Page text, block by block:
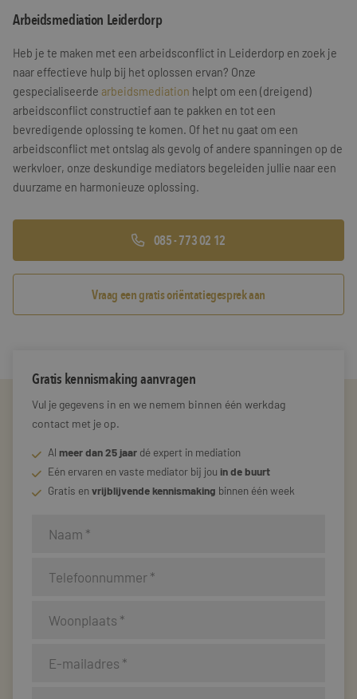
Training & Leiderschap
Referenties
Blogs
Documenten
Gratis folder
Contact
Arbeidsmediation Leiderdorp
Heb je te maken met een arbeidsconflict in Leiderdorp en zoek je
naar effectieve hulp bij het oplossen ervan? Onze
gespecialiseerde arbeidsmediation helpt om een (dreigend)
arbeidsconflict constructief aan te pakken en tot een
bevredigende oplossing te komen. Of het nu gaat om een
arbeidsconflict met ontslag als gevolg of andere spanningen op de
werkvloer, onze deskundige mediators begeleiden jullie naar een
duurzame en harmonieuze oplossing.
085 - 773 02 12
Vraag een gratis oriëntatiegesprek aan
Gratis kennismaking aanvragen
Vul je gegevens in en we nemem binnen één werkdag
contact met je op.
Al meer dan 25 jaar dé expert in mediation
Eén ervaren en vaste mediator bij jou in de buurt
Gratis envrijblijvende kennismaking binnen één week